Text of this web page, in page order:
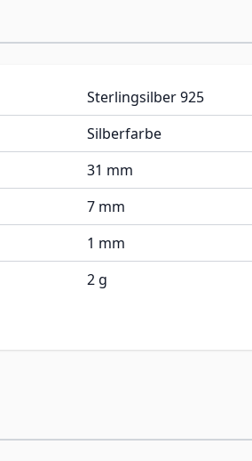
Sterlingsilber 925
Silberfarbe
31 mm
7 mm
1 mm
2 g